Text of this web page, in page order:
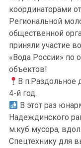
координаторами
Региональной
общественной
приняли участие
«Вода России» по
объектов!
В п.Раздольное
4-й год.
В этот раз
Надеждинского
м.куб мусора,
Спецтехнику для